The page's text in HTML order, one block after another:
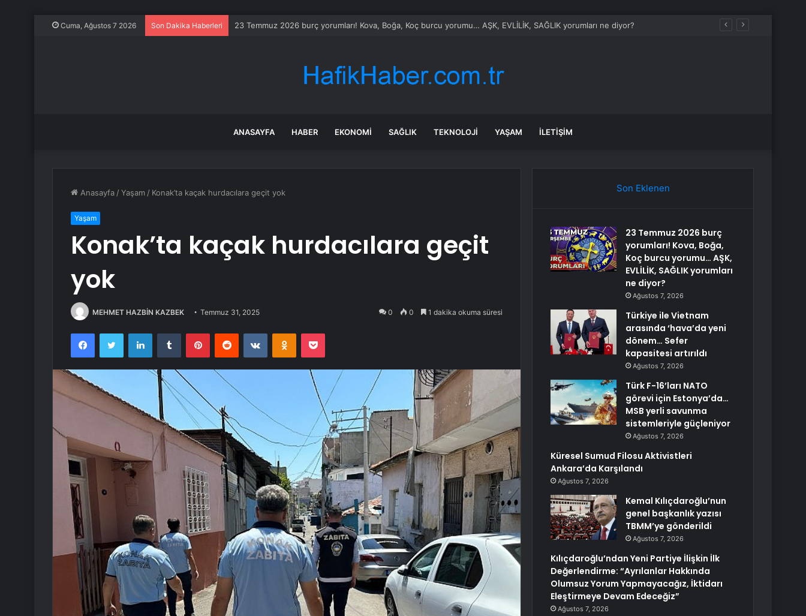
Cuma, Ağustos 7 2026 Son Dakika Haberleri 23 Temmuz 2026 burç yorumları! Kova, Boğa, Koç burcu yorumu… AŞK, EVLİLİK, SAĞLIK yorumları ne diyor?
ANASAYFA HABER EKONOMI SAĞLIK TEKNOLOJI YAŞAM İLETIŞIM
Anasayfa /Yaşam / ​Konak’ta kaçak hurdacılara geçit yok
Yaşam
​Konak’ta kaçak hurdacılara geçit
yok
MEHMET HAZBİN KAZBEK Temmuz 31, 2025 0 0 1 dakika okuma süresi
FacebookTwitter LinkedInTumblr PinterestReddit VKontakteOdnoklassniki
Pocket
Son Eklenen
23 Temmuz 2026 burç
yorumları! Kova, Boğa,
Koç burcu yorumu… AŞK,
EVLİLİK, SAĞLIK yorumları
ne diyor?
Ağustos 7, 2026
Türkiye ile Vietnam
arasında ‘hava’da yeni
dönem… Sefer
kapasitesi artırıldı
Ağustos 7, 2026
Türk F-16’ları NATO
görevi için Estonya’da…
MSB yerli savunma
sistemleriyle güçleniyor
Ağustos 7, 2026
Küresel Sumud Filosu Aktivistleri
Ankara’da Karşılandı
Ağustos 7, 2026
Kemal Kılıçdaroğlu’nun
genel başkanlık yazısı
TBMM’ye gönderildi
Ağustos 7, 2026
Kılıçdaroğlu’ndan Yeni Partiye İlişkin İlk
Değerlendirme: “Ayrılanlar Hakkında
Olumsuz Yorum Yapmayacağız, İktidarı
Eleştirmeye Devam Edeceğiz”
Ağustos 7, 2026